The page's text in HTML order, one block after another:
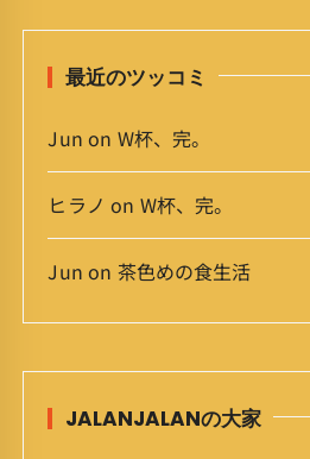
最近のツッコミ
Jun on W杯、完。
ヒラノ on W杯、完。
Jun on 茶色めの食生活
JALANJALANの大家